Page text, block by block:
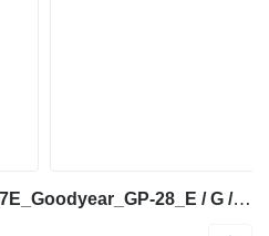
445/ 95R25_16.00R25_177E_Goodyear_GP-28_E / G / L3 TL_Kran